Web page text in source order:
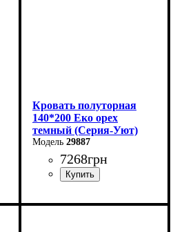
Кровать полуторная
140*200 Еко орех
темный (Серия-Уют)
29887
7268грн
Ширина: 144 см